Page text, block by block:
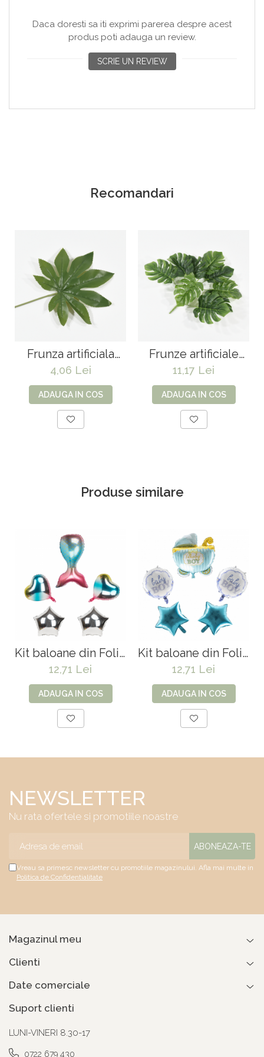
Daca doresti sa iti exprimi parerea despre acest
produs poti adauga un review.
SCRIE UN REVIEW
Recomandari
Frunza artificiala
Aralia - 56 cm
4,06 Lei
ADAUGA IN COS
Frunze artificiale
Monstera - 40 cm
11,17 Lei
ADAUGA IN COS
Produse similare
Kit baloane din Folie
Littel Mermaid
12,71 Lei
ADAUGA IN COS
Kit baloane din Folie
Baby Boy Party
12,71 Lei
ADAUGA IN COS
NEWSLETTER
Nu rata ofertele si promotiile noastre
Vreau sa primesc newsletter cu promotiile magazinului. Afla mai multe in
Politica de Confidentialitate
Magazinul meu
Clienti
Date comerciale
Suport clienti
LUNI-VINERI 8.30-17
0722 679 430